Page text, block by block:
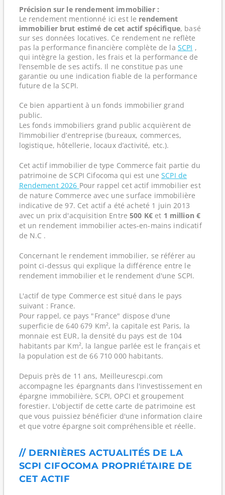
Précision sur le rendement immobilier :
Le rendement mentionné ici est le rendement
immobilier brut estimé de cet actif spécifique, basé
sur ses données locatives. Ce rendement ne reflète
pas la performance financière complète de la SCPI ,
qui intègre la gestion, les frais et la performance de
l’ensemble de ses actifs. Il ne constitue pas une
garantie ou une indication fiable de la performance
future de la SCPI.
Ce bien appartient à un fonds immobilier grand
public.
Les fonds immobiliers grand public acquièrent de
l’immobilier d’entreprise (bureaux, commerces,
logistique, hôtellerie, locaux d’activité, etc.).
Cet actif immobilier de type Commerce fait partie du
patrimoine de SCPI Cifocoma qui est uneSCPI de
Rendement 2026 Pour rappel cet actif immobilier est
de nature Commerce avec une surface immobilière
indicative de 97. Cet actif a été acheté 1 juin 2013
avec un prix d'acquisition Entre500 K€et 1 million €
et un rendement immobilier actes-en-mains indicatif
de N.C .
Concernant le rendement immobilier, se référer au
point ci-dessus qui explique la différence entre le
rendement immobilier et le rendement d'une SCPI.
L'actif de type Commerce est situé dans le pays
suivant : France.
Pour rappel, ce pays "France" dispose d'une
superficie de 640 679 Km², la capitale est Paris, la
monnaie est EUR, la densité du pays est de 104
habitants par Km², la langue parlée est le français et
la population est de 66 710 000 habitants.
Depuis près de 11 ans, Meilleurescpi.com
accompagne les épargnants dans l'investissement en
épargne immobilière, SCPI, OPCI et groupement
forestier. L'objectif de cette carte de patrimoine est
que vous puissiez bénéficier d'une information claire
et que votre épargne soit compréhensible et réelle.
// DERNIÈRES ACTUALITÉS DE LA
SCPI CIFOCOMA PROPRIÉTAIRE DE
CET ACTIF